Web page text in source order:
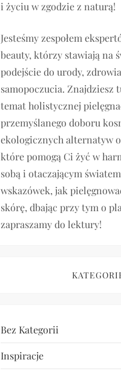
i życiu w zgodzie z naturą!
Jesteśmy zespołem
beauty, którzy stawiają na
podejście do urody,
samopoczucia. Znajdziesz
temat holistycznej
przemyślanego doboru
ekologicznych alternatyw
które pomogą Ci żyć w
sobą i otaczającym
wskazówek, jak
skórę, dbając przy tym o
zapraszamy do lektury!
Bez Kategorii
Inspiracje